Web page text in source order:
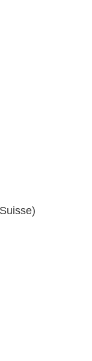
(57)
(68)
(25)
(57)